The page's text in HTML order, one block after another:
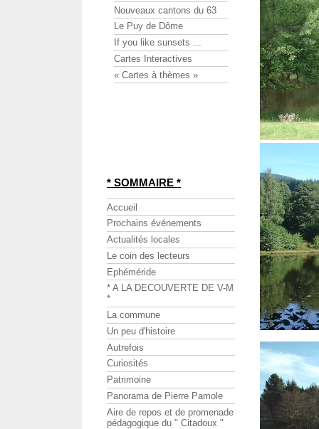
Nouveaux cantons du 63
Le Puy de Dôme
If you like sunsets ...
Cartes Interactives
« Cartes à thèmes »
* SOMMAIRE *
Accueil
Prochains événements
Actualités locales
Le coin des lecteurs
Ephéméride
* A LA DECOUVERTE DE V-M
*
La commune
Un peu d'histoire
Autrefois
Curiosités
Patrimoine
Panorama de Pierre Pamole
Aire de repos et de promenade
pédagogique du " Citadoux "